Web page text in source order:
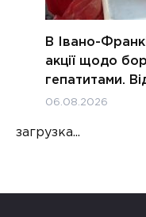
В Івано-
акції щодо
гепатитами.
06.08.2026
загрузка...